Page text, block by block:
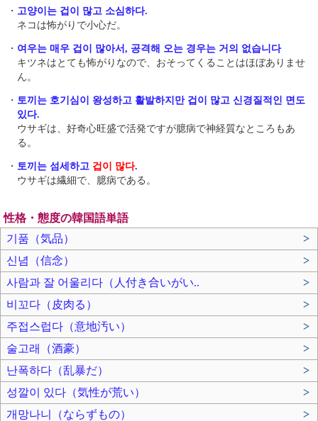
・ 고양이는 겁이 많고 소심하다.
ネコは怖がりで小心だ。
・ 여우는 매우 겁이 많아서, 공격해 오는 경우는 거의 없습니다
キツネはとても怖がりなので、おそってくることはほぼありませ
ん。
・ 토끼는 호기심이 왕성하고 활발하지만 겁이 많고 신경질적인 면도
있다.
ウサギは、好奇心旺盛で活発ですが臆病で神経質なところもあ
る。
・ 토끼는 섬세하고 겁이 많다.
ウサギは繊細で、臆病である。
性格・態度の韓国語単語
기품（気品）
>
신념（信念）
>
사람과 잘 어울리다（人付き合いがい..
>
비꼬다（皮肉る）
>
주접스럽다（意地汚い）
>
술고래（酒豪）
>
난폭하다（乱暴だ）
>
성깔이 있다（気性が荒い）
>
개망나니（ならずもの）
>